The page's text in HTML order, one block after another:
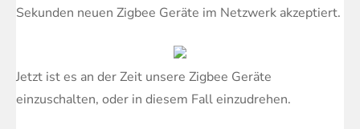
Sekunden neuen Zigbee Geräte im Netzwerk akzeptiert.
Jetzt ist es an der Zeit unsere Zigbee Geräte
einzuschalten, oder in diesem Fall einzudrehen.